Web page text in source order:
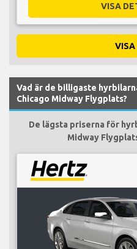
VISA
VISA
Vad är de billigaste
Chicago Midway Flygplats?
De lägsta priserna för
Midway